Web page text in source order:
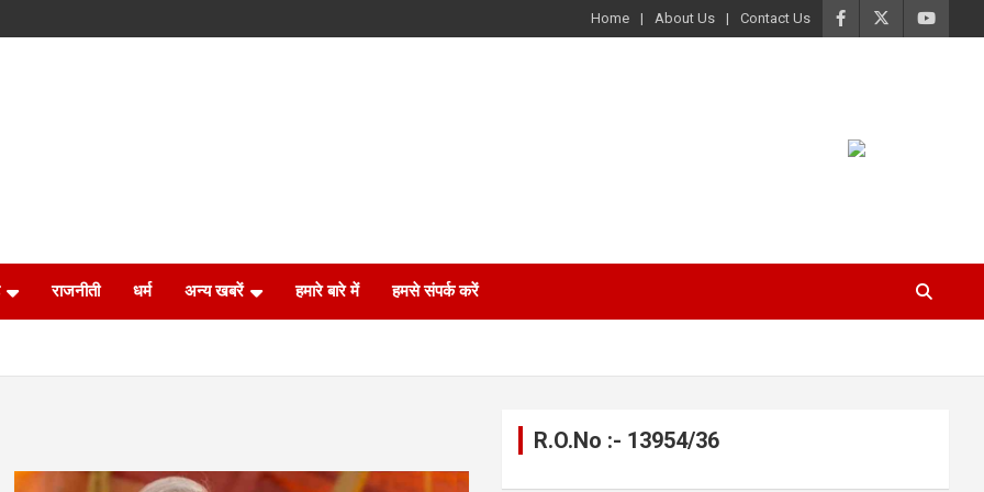
Home About Us Contact Us
राजनीती धर्म अन्य खबरें हमारे बारे में हमसे संपर्क करें
R.O.No :- 13954/36